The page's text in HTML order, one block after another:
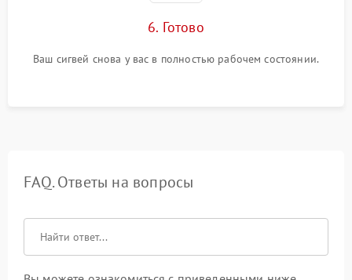
6. Готово
Ваш сигвей снова у вас в полностью рабочем состоянии.
FAQ. Ответы на вопросы